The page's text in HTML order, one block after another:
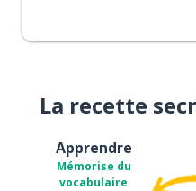
La recette
Apprendre
Mémorise du
vocabulaire